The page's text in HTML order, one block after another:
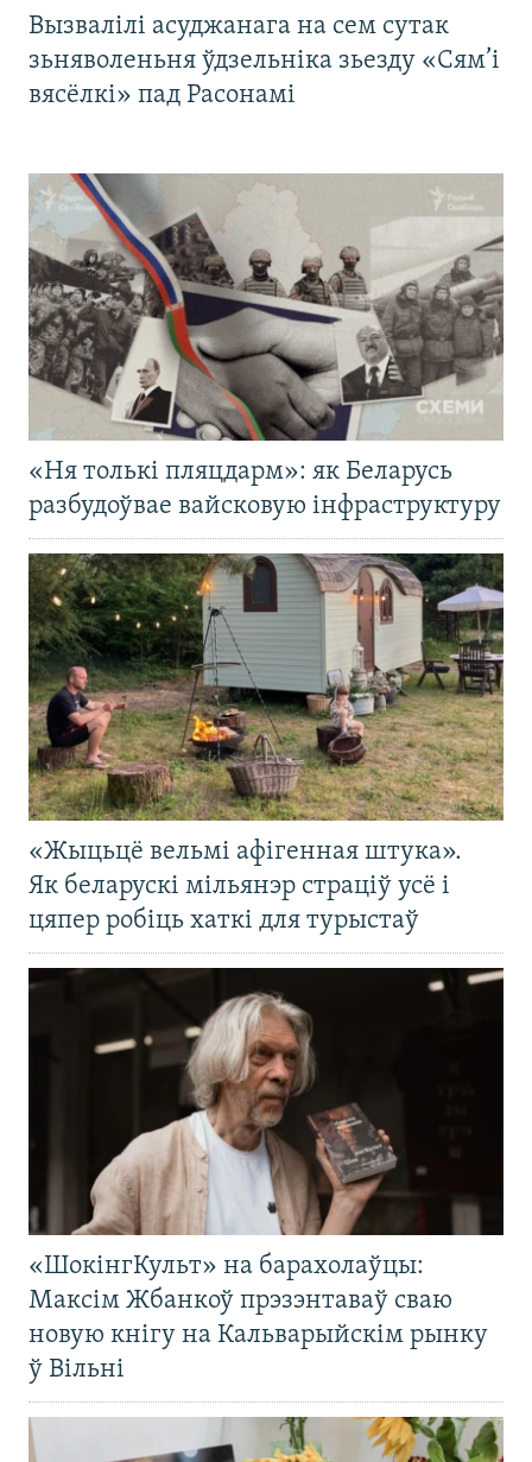
Вызвалілі асуджанага на сем сутак
зьняволеньня ўдзельніка зьезду «Сям’і
вясёлкі» пад Расонамі
«Ня толькі пляцдарм»: як Беларусь
разбудоўвае вайсковую інфраструктуру
«Жыцьцё вельмі афігенная штука».
Як беларускі мільянэр страціў усё і
цяпер робіць хаткі для турыстаў
«ШокінгКульт» на барахолаўцы:
Максім Жбанкоў прэзэнтаваў сваю
новую кнігу на Кальварыйскім рынку
ў Вільні